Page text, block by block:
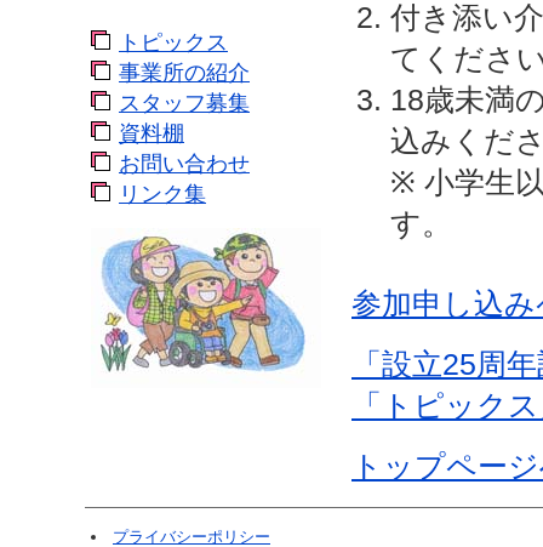
トピックス
事業所の紹介
スタッフ募集
資料棚
お問い合わせ
リンク集
付き添い
てくださ
18歳未満
込みくだ
※ 小学生
す。
参加申し込
「設立25周
「トピック
トップペー
プライバシーポリシー